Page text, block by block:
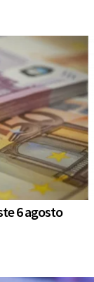
6 agosto